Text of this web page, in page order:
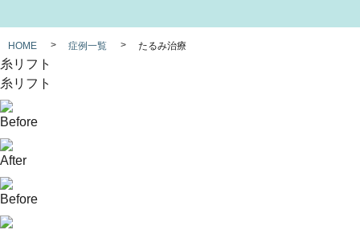
HOME 症例一覧 たるみ治療
糸リフト
糸リフト
Before
After
Before